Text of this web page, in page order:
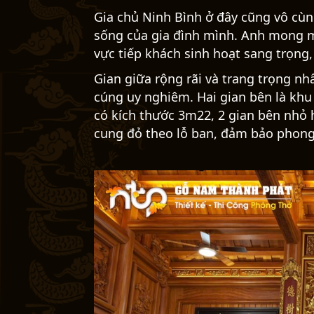
Gia chủ Ninh Bình ở đây cũng vô
sống của gia đình mình. Anh mong
vực tiếp khách sinh hoạt sang
Gian giữa rộng rãi và trang trọng
cúng uy nghiêm. Hai gian bên là
có kích thước 3m22, 2 gian bên
cung đỏ theo lỗ ban, đảm bảo